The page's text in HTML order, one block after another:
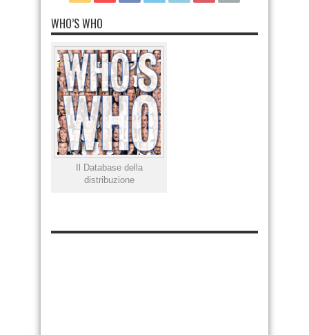
WHO’S WHO
Il Database della
distribuzione